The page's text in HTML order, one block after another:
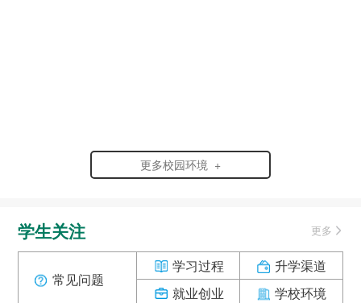
更多校园环境 +
学生关注 更多
常见问题
学习过程
就业创业
升学渠道
学校环境